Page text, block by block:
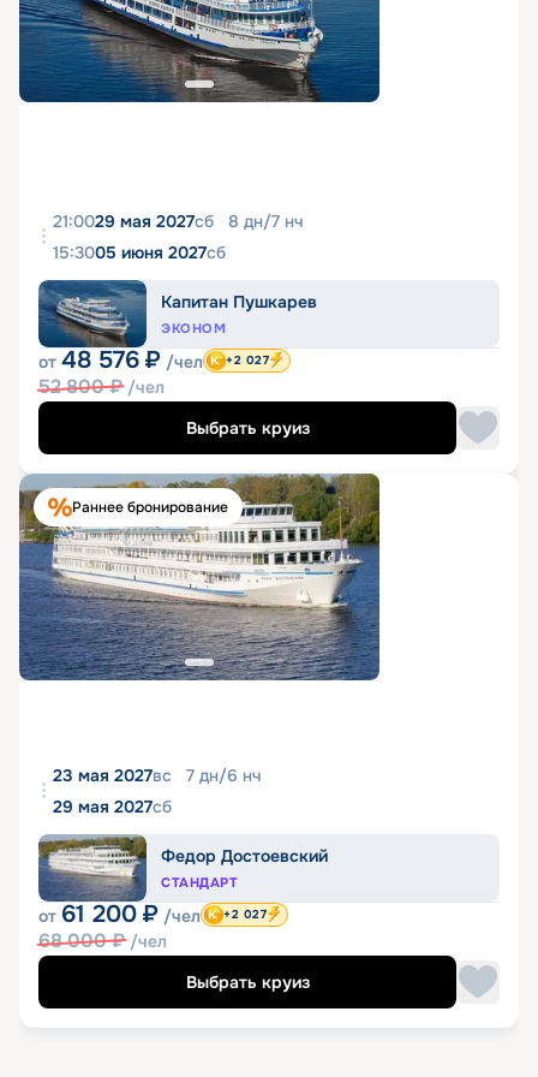
21:0029 мая 2027сб 8 дн/7 нч
15:3005 июня 2027сб
Капитан Пушкарев
ЭКОНОМ
от 48 576 ₽ /чел
52 800₽ /чел
+2 027
Выбрать круиз
Раннее бронирование
23 мая 2027вс 7 дн/6 нч
29 мая 2027сб
Федор Достоевский
СТАНДАРТ
от 61 200 ₽ /чел
68 000₽ /чел
+2 027
Выбрать круиз